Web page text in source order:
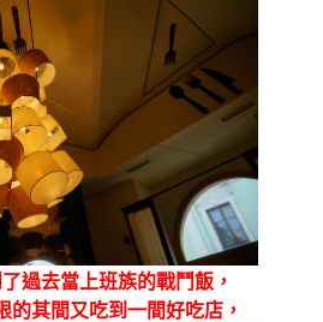
過去當上班族的戰鬥飯，
的其間又吃到一間好吃店，